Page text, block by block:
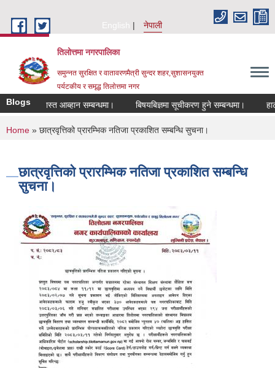
English
नेपाली
तिलोत्तमा नगरपालिका
समुन्नत सुरक्षित र वातावरणमैत्री सुन्दर शहर,सुशासनयुक्त
पर्यटकीय र समृद्ध तिलाेत्तमा नगर
Blogs
दरखास्त आब्हान सम्बन्धमा। बिषयबिज्ञमा सूचीकरण हुने सम्बन्धमा।
You are here
Home » छात्रवृत्तिको प्रारम्भिक नतिजा प्रकाशित सम्बन्धि सुचना।
छात्रवृत्तिको प्रारम्भिक नतिजा प्रकाशित सम्बन्धि
सुचना।